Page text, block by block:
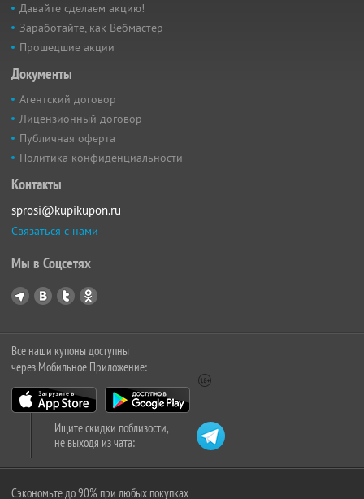
Давайте сделаем акцию!
Заработайте, как Вебмастер
Прошедшие акции
Документы
Агентский договор
Лицензионный договор
Публичная оферта
Политика конфиденциальности
Контакты
sprosi@kupikupon.ru
Связаться с нами
Мы в Соцсетях
Все наши купоны доступны
через Мобильное Приложение:
Ищите скидки поблизости,
не выходя из чата:
Сэкономьте до 90% при любых покупках